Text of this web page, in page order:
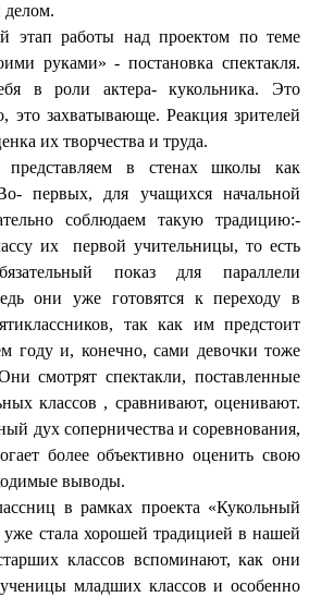
делом.
этап работы над проектом по теме
руками» - постановка спектакля.
в роли актера- кукольника. Это
это захватывающе. Реакция зрителей
их творчества и труда.
в стенах школы как
первых, для учащихся начальной
соблюдаем такую традицию:-
их первой учительницы, то есть
показ для параллели
они уже готовятся к переходу в
так как им предстоит
году и, конечно, сами девочки тоже
смотрят спектакли, поставленные
классов , сравнивают, оценивают.
дух соперничества и соревнования,
более объективно оценить свою
выводы.
в рамках проекта «Кукольный
стала хорошей традицией в нашей
классов вспоминают, как они
младших классов и особенно